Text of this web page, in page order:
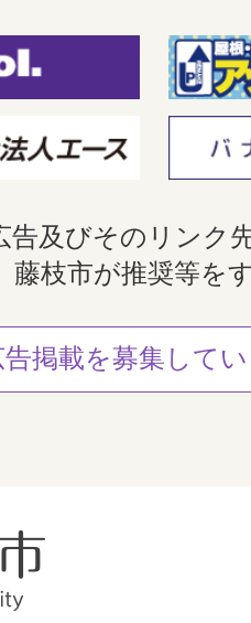
告及びそのリンク
藤枝市が推奨等を
告掲載を募集して